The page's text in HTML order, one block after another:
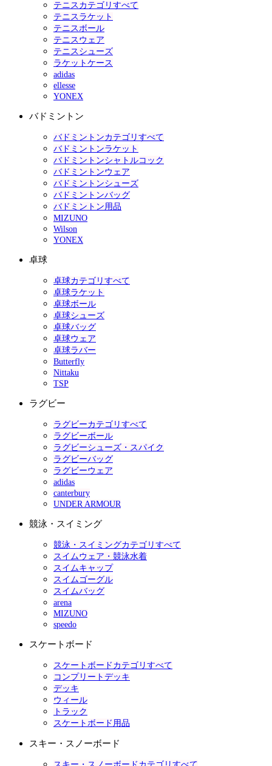
テニスカテゴリすべて
テニスラケット
テニスボール
テニスウェア
テニスシューズ
ラケットケース
adidas
ellesse
YONEX
バドミントン
バドミントンカテゴリすべて
バドミントンラケット
バドミントンシャトルコック
バドミントンウェア
バドミントンシューズ
バドミントンバッグ
バドミントン用品
MIZUNO
Wilson
YONEX
卓球
卓球カテゴリすべて
卓球ラケット
卓球ボール
卓球シューズ
卓球バッグ
卓球ウェア
卓球ラバー
Butterfly
Nittaku
TSP
ラグビー
ラグビーカテゴリすべて
ラグビーボール
ラグビーシューズ・スパイク
ラグビーバッグ
ラグビーウェア
adidas
canterbury
UNDER ARMOUR
競泳・スイミング
競泳・スイミングカテゴリすべて
スイムウェア・競泳水着
スイムキャップ
スイムゴーグル
スイムバッグ
arena
MIZUNO
speedo
スケートボード
スケートボードカテゴリすべて
コンプリートデッキ
デッキ
ウィール
トラック
スケートボード用品
スキー・スノーボード